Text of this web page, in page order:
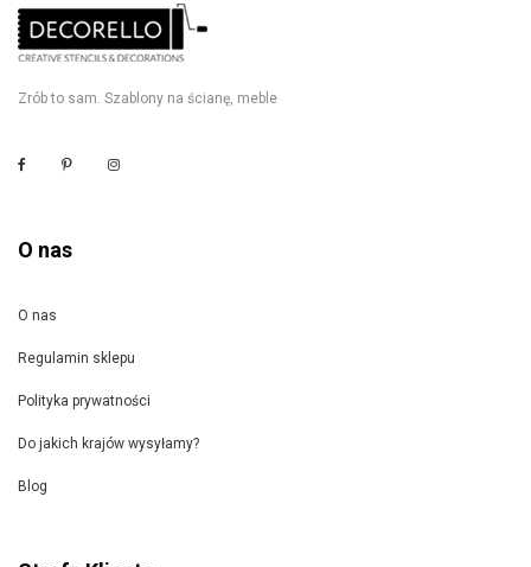
Zrób to sam. Szablony na ścianę, meble
O nas
O nas
Regulamin sklepu
Polityka prywatności
Do jakich krajów wysyłamy?
Blog